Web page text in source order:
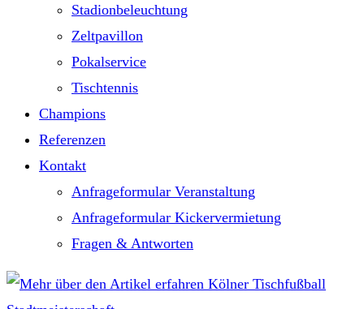
Stadionbeleuchtung
Zeltpavillon
Pokalservice
Tischtennis
Champions
Referenzen
Kontakt
Anfrageformular Veranstaltung
Anfrageformular Kickervermietung
Fragen & Antworten